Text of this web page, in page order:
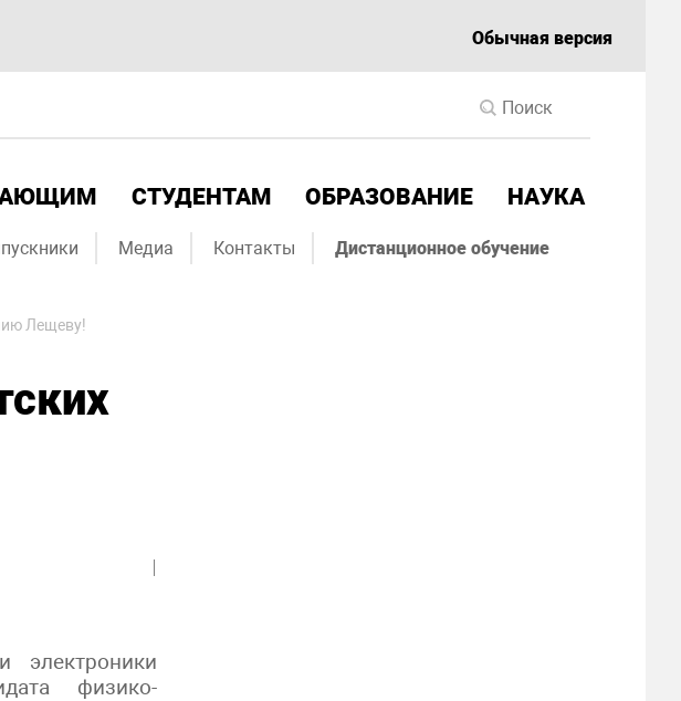
Обычная версия
СТУДЕНТАМ ОБРАЗОВАНИЕ НАУКА
Медиа Контакты Дистанционное обучение
Лещеву!
электроники
физико-